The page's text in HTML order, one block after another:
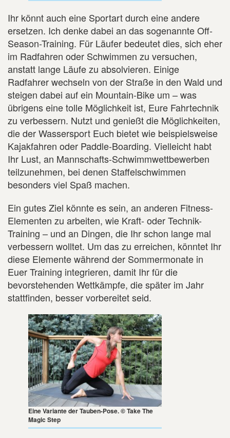
Ihr könnt auch eine Sportart durch eine andere
ersetzen. Ich denke dabei an das sogenannte Off-
Season-Training. Für Läufer bedeutet dies, sich eher
im Radfahren oder Schwimmen zu versuchen,
anstatt lange Läufe zu absolvieren. Einige
Radfahrer wechseln von der Straße in den Wald und
steigen dabei auf ein Mountain-Bike um – was
übrigens eine tolle Möglichkeit ist, Eure Fahrtechnik
zu verbessern. Nutzt und genießt die Möglichkeiten,
die der Wassersport Euch bietet wie beispielsweise
Kajakfahren oder Paddle-Boarding. Vielleicht habt
Ihr Lust, an Mannschafts-Schwimmwettbewerben
teilzunehmen, bei denen Staffelschwimmen
besonders viel Spaß machen.
Ein gutes Ziel könnte es sein, an anderen Fitness-
Elementen zu arbeiten, wie Kraft- oder Technik-
Training – und an Dingen, die Ihr schon lange mal
verbessern wolltet. Um das zu erreichen, könntet Ihr
diese Elemente während der Sommermonate in
Euer Training integrieren, damit Ihr für die
bevorstehenden Wettkämpfe, die später im Jahr
stattfinden, besser vorbereitet seid.
Eine Variante der Tauben-Pose. © Take The
Magic Step